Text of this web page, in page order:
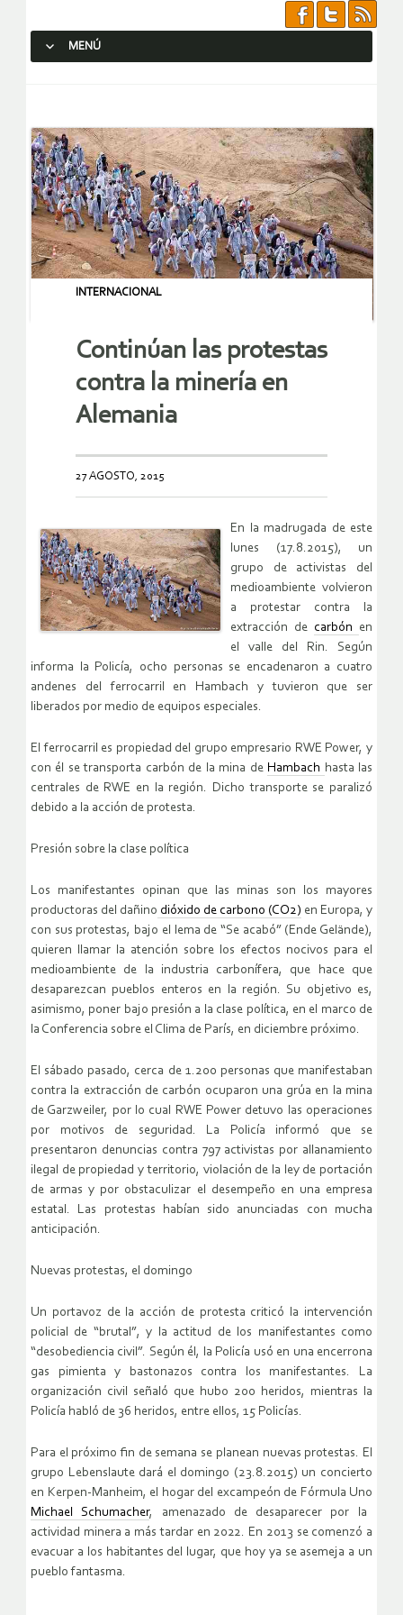
MENÚ
INTERNACIONAL
Continúan las protestas
contra la minería en
Alemania
27 AGOSTO, 2015
En la madrugada de este
lunes (17.8.2015), un
grupo de activistas del
medioambiente volvieron
a protestar contra la
extracción de carbón en
el valle del Rin. Según
informa la Policía, ocho personas se encadenaron a cuatro
andenes del ferrocarril en Hambach y tuvieron que ser
liberados por medio de equipos especiales.
El ferrocarril es propiedad del grupo empresario RWE Power, y
con él se transporta carbón de la mina de Hambach hasta las
centrales de RWE en la región. Dicho transporte se paralizó
debido a la acción de protesta.
Presión sobre la clase política
Los manifestantes opinan que las minas son los mayores
productoras del dañino dióxido de carbono (CO2) en Europa, y
con sus protestas, bajo el lema de “Se acabó” (Ende Gelände),
quieren llamar la atención sobre los efectos nocivos para el
medioambiente de la industria carbonífera, que hace que
desaparezcan pueblos enteros en la región. Su objetivo es,
asimismo, poner bajo presión a la clase política, en el marco de
la Conferencia sobre el Clima de París, en diciembre próximo.
El sábado pasado, cerca de 1.200 personas que manifestaban
contra la extracción de carbón ocuparon una grúa en la mina
de Garzweiler, por lo cual RWE Power detuvo las operaciones
por motivos de seguridad. La Policía informó que se
presentaron denuncias contra 797 activistas por allanamiento
ilegal de propiedad y territorio, violación de la ley de portación
de armas y por obstaculizar el desempeño en una empresa
estatal. Las protestas habían sido anunciadas con mucha
anticipación.
Nuevas protestas, el domingo
Un portavoz de la acción de protesta criticó la intervención
policial de “brutal”, y la actitud de los manifestantes como
“desobediencia civil”. Según él, la Policía usó en una encerrona
gas pimienta y bastonazos contra los manifestantes. La
organización civil señaló que hubo 200 heridos, mientras la
Policía habló de 36 heridos, entre ellos, 15 Policías.
Para el próximo fin de semana se planean nuevas protestas. El
grupo Lebenslaute dará el domingo (23.8.2015) un concierto
en Kerpen-Manheim, el hogar del excampeón de Fórmula Uno
Michael Schumacher, amenazado de desaparecer por la
actividad minera a más tardar en 2022. En 2013 se comenzó a
evacuar a los habitantes del lugar, que hoy ya se asemeja a un
pueblo fantasma.